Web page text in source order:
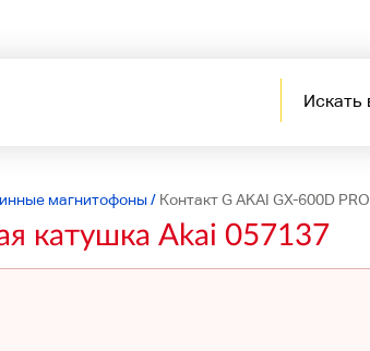
магнитофоны/ Контакт G AKAI GX-600D
катушка Akai 057137